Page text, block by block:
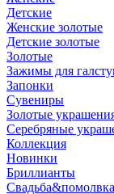
Детские
Женские золотые
Детские золотые
Золотые
Зажимы для
Запонки
Сувениры
Золотые
Серебряные
Коллекция
Новинки
Бриллианты
Свадьба&помолвка